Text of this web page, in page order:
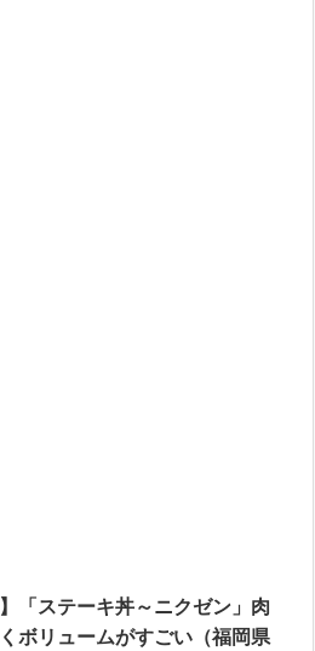
】「ステーキ丼～ニクゼン」肉
ボリュームがすごい（福岡県